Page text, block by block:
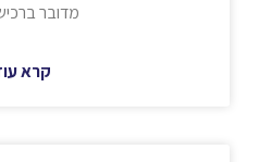
מדובר
קרא